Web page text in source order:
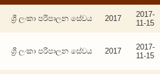
ශ්‍රී ලංකා පරිපාලන සේවය 2017
2017-
11-15
ශ්‍රී ලංකා පරිපාලන සේවය 2017
2017-
11-15